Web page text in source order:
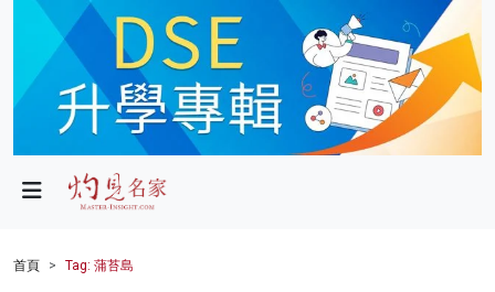
政局
財經
首頁 Tag: 蒲苔島